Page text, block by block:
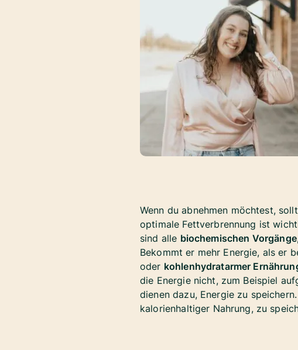
Wenn du abnehmen möchtest,
optimale Fettverbrennung ist
sind alle biochemischen Vorgänge
Bekommt er mehr Energie, als er
oder kohlenhydratarmer
die Energie nicht, zum Beispiel
dienen dazu, Energie zu
kalorienhaltiger Nahrung, zu